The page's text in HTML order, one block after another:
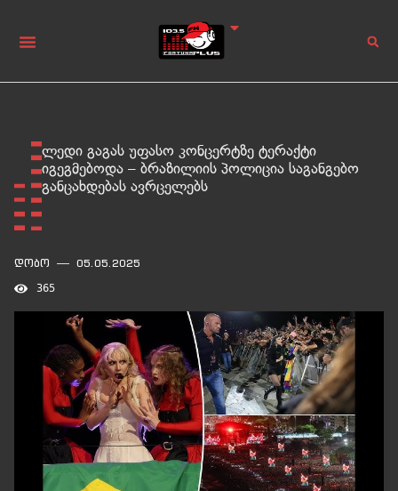
ლედი გაგას უფასო კონცერტზე ტერაქტი
იგეგმებოდა – ბრაზილიის პოლიცია საგანგებო
განცახდებას ავრცელებს
დობო 05.05.2025
365